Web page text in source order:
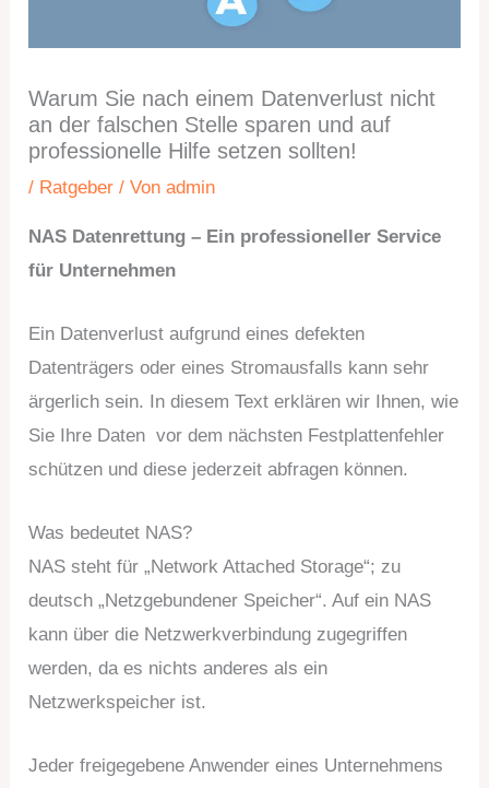
Warum Sie nach einem Datenverlust nicht
an der falschen Stelle sparen und auf
professionelle Hilfe setzen sollten!
/ Ratgeber / Vonadmin
NAS Datenrettung – Ein professioneller Service
für Unternehmen
Ein Datenverlust aufgrund eines defekten
Datenträgers oder eines Stromausfalls kann sehr
ärgerlich sein. In diesem Text erklären wir Ihnen, wie
Sie Ihre Daten vor dem nächsten Festplattenfehler
schützen und diese jederzeit abfragen können.
Was bedeutet NAS?
NAS steht für „Network Attached Storage“; zu
deutsch „Netzgebundener Speicher“. Auf ein NAS
kann über die Netzwerkverbindung zugegriffen
werden, da es nichts anderes als ein
Netzwerkspeicher ist.
Jeder freigegebene Anwender eines Unternehmens